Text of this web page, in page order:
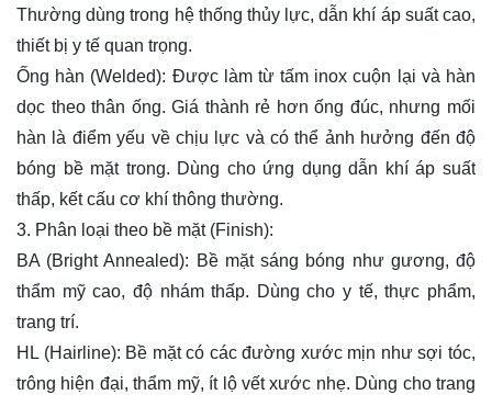
Thường dùng trong hệ thống thủy lực, dẫn khí áp suất cao,
thiết bị y tế quan trọng.
Ống hàn (Welded): Được làm từ tấm inox cuộn lại và hàn
dọc theo thân ống. Giá thành rẻ hơn ống đúc, nhưng mối
hàn là điểm yếu về chịu lực và có thể ảnh hưởng đến độ
bóng bề mặt trong. Dùng cho ứng dụng dẫn khí áp suất
thấp, kết cấu cơ khí thông thường.
3. Phân loại theo bề mặt (Finish):
BA (Bright Annealed): Bề mặt sáng bóng như gương, độ
thẩm mỹ cao, độ nhám thấp. Dùng cho y tế, thực phẩm,
trang trí.
HL (Hairline): Bề mặt có các đường xước mịn như sợi tóc,
trông hiện đại, thẩm mỹ, ít lộ vết xước nhẹ. Dùng cho trang